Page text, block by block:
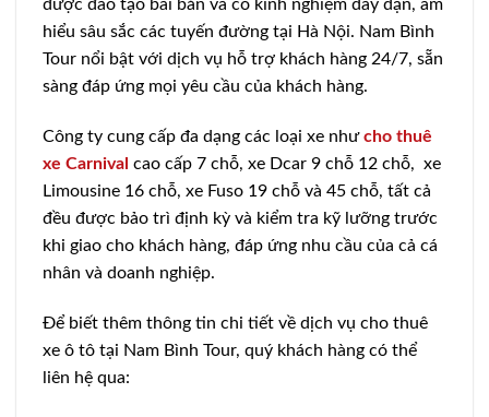
được đào tạo bài bản và có kinh nghiệm dày dạn, am
hiểu sâu sắc các tuyến đường tại Hà Nội. Nam Bình
Tour nổi bật với dịch vụ hỗ trợ khách hàng 24/7, sẵn
sàng đáp ứng mọi yêu cầu của khách hàng.
Công ty cung cấp đa dạng các loại xe nhưcho thuê
xe Carnival cao cấp 7 chỗ, xe Dcar 9 chỗ 12 chỗ, xe
Limousine 16 chỗ, xe Fuso 19 chỗ và 45 chỗ, tất cả
đều được bảo trì định kỳ và kiểm tra kỹ lưỡng trước
khi giao cho khách hàng, đáp ứng nhu cầu của cả cá
nhân và doanh nghiệp.
Để biết thêm thông tin chi tiết về dịch vụ cho thuê
xe ô tô tại Nam Bình Tour, quý khách hàng có thể
liên hệ qua: